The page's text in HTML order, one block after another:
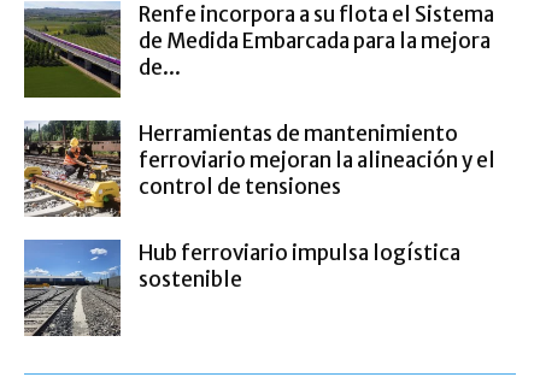
Renfe incorpora a su flota el Sistema
de Medida Embarcada para la mejora
de...
Herramientas de mantenimiento
ferroviario mejoran la alineación y el
control de tensiones
Hub ferroviario impulsa logística
sostenible